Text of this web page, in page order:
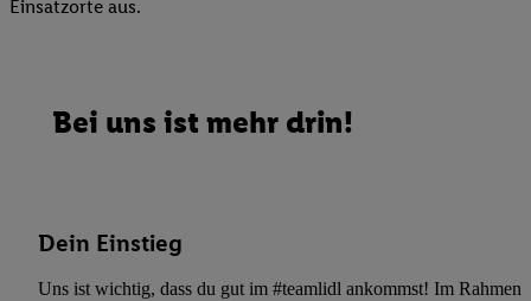
Einsatzorte aus.
Bei uns ist mehr drin!
Dein Einstieg
Uns ist wichtig, dass du gut im #teamlidl ankommst! Im Rahmen